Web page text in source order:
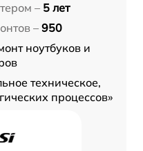
– 5 лет
– 950
ноутбуков и
техническое,
процессов»